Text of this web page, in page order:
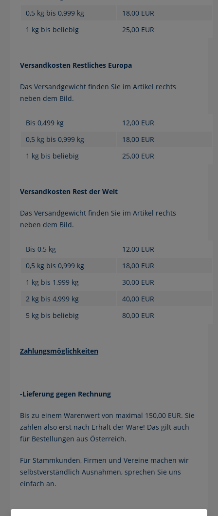
0,5 kg bis 0,999 kg
18,00 EUR
1 kg bis beliebig
25,00 EUR
Versandkosten Restliches Europa
Das Versandgewicht finden Sie im Artikel rechts
neben dem Bild.
Bis 0,499 kg
12,00 EUR
0,5 kg bis 0,999 kg
18,00 EUR
1 kg bis beliebig
25,00 EUR
Versandkosten Rest der Welt
Das Versandgewicht finden Sie im Artikel rechts
neben dem Bild.
Bis 0,5 kg
12,00 EUR
0,5 kg bis 0,999 kg
18,00 EUR
1 kg bis 1,999 kg
30,00 EUR
2 kg bis 4,999 kg
40,00 EUR
5 kg bis beliebig
80,00 EUR
Zahlungsmöglichkeiten
-Lieferung gegen Rechnung
Bis zu einem Warenwert von maximal 150,00 EUR. Sie
zahlen also erst nach Erhalt der Ware! Das gilt auch
für Bestellungen aus Österreich.
Für Stammkunden, Firmen und Vereine machen wir
selbstverständlich Ausnahmen, sprechen Sie uns
einfach an.